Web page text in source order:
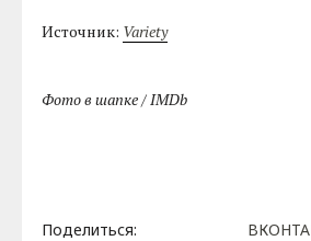
Источник: Variety
Фото в шапке / IMDb
Поделиться: